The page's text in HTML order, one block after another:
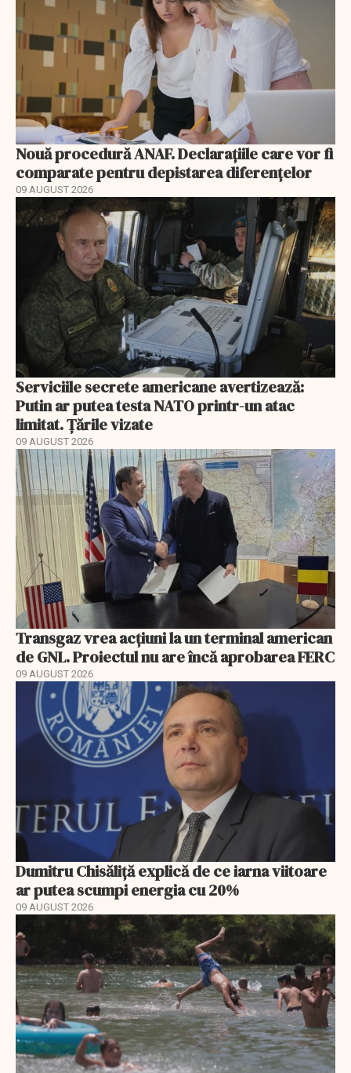
Nouă procedură ANAF. Declarațiile care vor fi
comparate pentru depistarea diferențelor
09 AUGUST 2026
Serviciile secrete americane avertizează:
Putin ar putea testa NATO printr-un atac
limitat. Țările vizate
09 AUGUST 2026
Transgaz vrea acțiuni la un terminal american
de GNL. Proiectul nu are încă aprobarea FERC
09 AUGUST 2026
Dumitru Chisăliță explică de ce iarna viitoare
ar putea scumpi energia cu 20%
09 AUGUST 2026